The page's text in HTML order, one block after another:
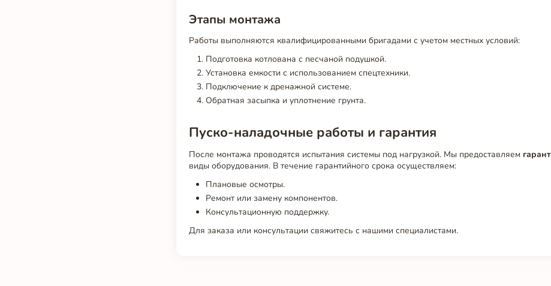
Этапы монтажа
Работы выполняются квалифицированными бригадами с учетом местных условий:
Подготовка котлована с песчаной подушкой.
Установка емкости с использованием спецтехники.
Подключение к дренажной системе.
Обратная засыпка и уплотнение грунта.
Пуско-наладочные работы и гарантия
После монтажа проводятся испытания системы под нагрузкой. Мы предоставляем
виды оборудования. В течение гарантийного срока осуществляем:
Плановые осмотры.
Ремонт или замену компонентов.
Консультационную поддержку.
Для заказа или консультации свяжитесь с нашими специалистами.